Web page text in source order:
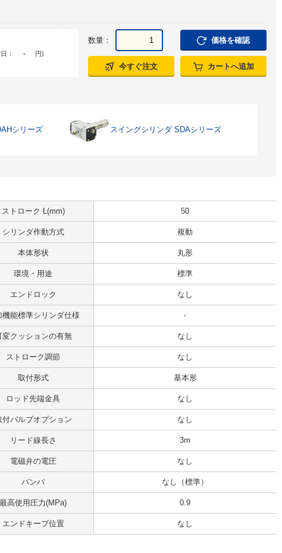
： - 円)
数量： 価格を確認
今すぐ注文 カートへ追加
シリーズ スイングシリンダ SDAシリーズ
ストローク L(mm) 50
シリンダ作動方式 複動
本体形状 丸形
環境・用途 標準
エンドロック なし
機能標準シリンダ仕様 -
変クッションの有無 なし
ストローク調節 なし
取付形式 基本形
ロッド先端金具 なし
付バルブオプション なし
リード線長さ 3m
電磁弁の電圧 なし
バンパ なし（標準）
最高使用圧力(MPa) 0.9
エンドキープ位置 なし